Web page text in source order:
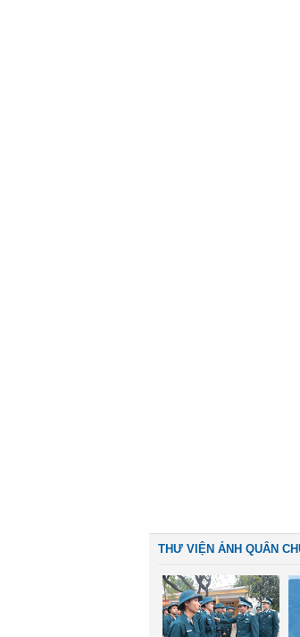
THƯ VIỆN ẢNH QUÂN